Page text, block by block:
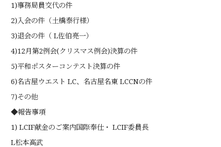
1)事務局員交代の件
2)入会の件（土橋泰行様）
3)退会の件（ L佐伯亮一）
4)12月第2例会(クリスマス例会)決算の件
5)平和ポスターコンテスト決算の件
6)名古屋ウエスト LC、名古屋名東 LCCNの件
7)その他
◆報告事項
1) LCIF献金のご案内国際奉仕・ LCIF委員長
L松本高武